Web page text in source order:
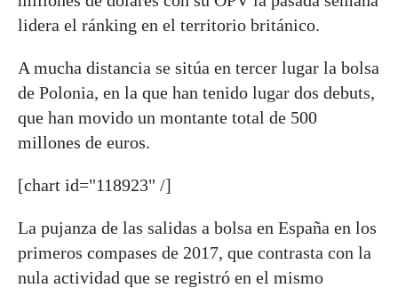
lidera el ránking en el territorio británico.
A mucha distancia se sitúa en tercer lugar la bolsa
de Polonia, en la que han tenido lugar dos debuts,
que han movido un montante total de 500
millones de euros.
[chart id="118923" /]
La pujanza de las salidas a bolsa en España en los
primeros compases de 2017, que contrasta con la
nula actividad que se registró en el mismo